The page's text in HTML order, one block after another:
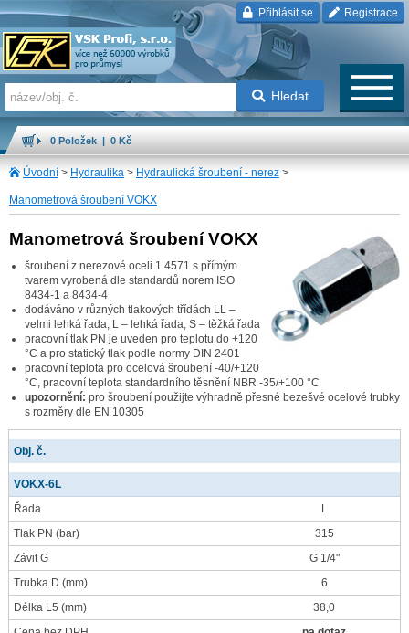
Přihlásit se Registrace
Hledat
0 Položek | 0 Kč
Úvodní > Hydraulika > Hydraulická šroubení - nerez >
Manometrová šroubení VOKX
Manometrová šroubení VOKX
šroubení z nerezové oceli 1.4571 s přímým
tvarem vyrobená dle standardů norem ISO
8434-1 a 8434-4
dodáváno v různých tlakových třídách LL –
velmi lehká řada, L – lehká řada, S – těžká řada
pracovní tlak PN je uveden pro teplotu do +120
°C a pro statický tlak podle normy DIN 2401
pracovní teplota pro ocelová šroubení -40/+120
°C, pracovní teplota standardního těsnění NBR -35/+100 °C
upozornění: pro šroubení použijte výhradně přesné bezešvé ocelové trubky
s rozměry dle EN 10305
Obj. č.
VOKX-6L
Řada
L
Tlak PN (bar)
315
Závit G
G 1/4"
Trubka D (mm)
6
Délka L5 (mm)
38,0